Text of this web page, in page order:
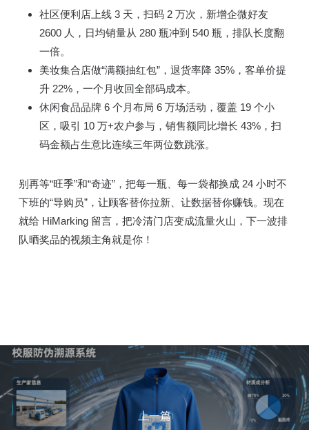
社区便利店上线 3 天，扫码 2 万次，新增企微好友
2600 人，日均销量从 280 瓶冲到 540 瓶，排队长度翻
一倍。
美妆集合店做“满额抽红包”，退货率降 35%，客单价提
升 22%，一个月收回全部码成本。
休闲食品品牌 6 个月布局 6 万场活动，覆盖 19 个小
区，吸引 10 万+农户参与，销售额同比增长 43%，扫
码金额占生意比连续三年两位数跳涨。
别再等“旺季”和“奇迹”，把每一瓶、每一袋都换成 24 小时不
下班的“导购员”，让顾客替你拉新、让数据替你赚钱。现在
就给 HiMarking 留言，把冷清门店变成流量火山，下一波排
队晒奖品的视频主角就是你！
上一篇